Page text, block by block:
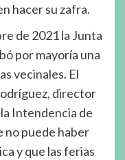
hacer su zafra.
de 2021 la Junta
por mayoría una
vecinales. El
director
Intendencia de
no puede haber
y que las ferias